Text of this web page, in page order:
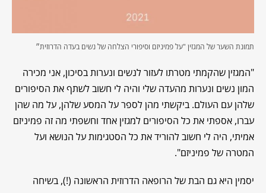
תמונת השער של המגזין "על פמיניזם וסיפורי הצלחה של נשים בעדה הדרוזית״
"המגזין שהקמתי מטרתו לעזור לנשים ונערות בסיכון, אני מכירה
המון נשים ונערות מהעדה שלי והיה לי חשוב לשתף את הסיפורים
שלהן עם העולם. ביקשתי מהן לספר על המסע שלהן, על מה שהן
עברו, אספתי את כל הסיפורים למגזין אחד וחשפתי מה זה פמיניזם
אמיתי, היה לי חשוב להוריד את כל הסטגימות על הנושא ועל
המטרה של פמיניזם".
יסמין היא גם הבת של הרופאה הדרוזית הראשונה (!), בשיחה